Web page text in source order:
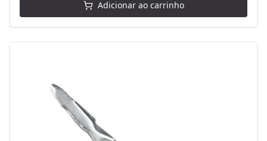
Adicionar ao carrinho